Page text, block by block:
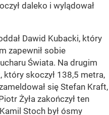
daleko i wylądował
Dawid Kubacki, który
zapewnił sobie
Świata. Na drugim
który skoczył 138,5 metra,
się Stefan Kraft,
Żyła zakończył ten
Stoch był ósmy